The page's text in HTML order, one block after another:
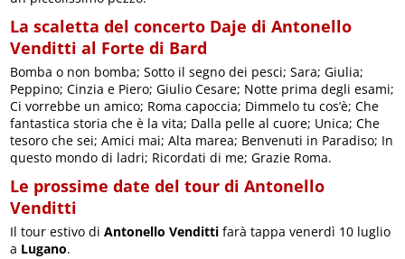
La scaletta del concerto Daje di Antonello
Venditti al Forte di Bard
Bomba o non bomba; Sotto il segno dei pesci; Sara; Giulia;
Peppino; Cinzia e Piero; Giulio Cesare; Notte prima degli esami;
Ci vorrebbe un amico; Roma capoccia; Dimmelo tu cos’è; Che
fantastica storia che è la vita; Dalla pelle al cuore; Unica; Che
tesoro che sei; Amici mai; Alta marea; Benvenuti in Paradiso; In
questo mondo di ladri; Ricordati di me; Grazie Roma.
Le prossime date del tour di Antonello
Venditti
Il tour estivo diAntonello Venditti farà tappa venerdì 10 luglio
a Lugano.